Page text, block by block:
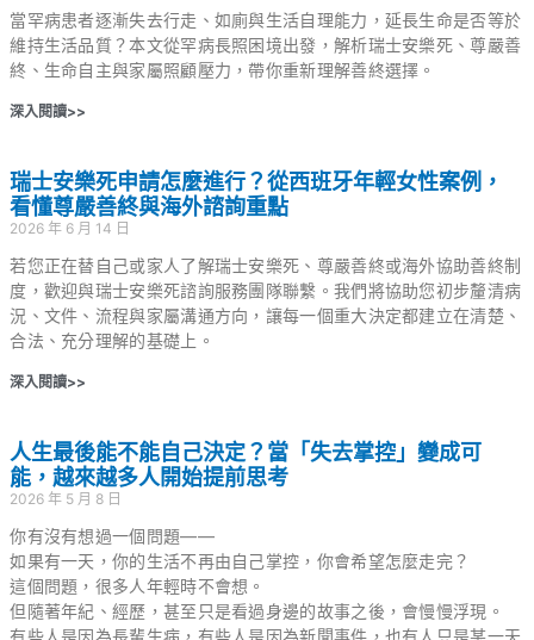
當罕病患者逐漸失去行走、如廁與生活自理能力，延長生命是否等於
維持生活品質？本文從罕病長照困境出發，解析瑞士安樂死、尊嚴善
終、生命自主與家屬照顧壓力，帶你重新理解善終選擇。
深入閱讀>>
瑞士安樂死申請怎麼進行？從西班牙年輕女性案例，
看懂尊嚴善終與海外諮詢重點
2026 年 6 月 14 日
若您正在替自己或家人了解瑞士安樂死、尊嚴善終或海外協助善終制
度，歡迎與瑞士安樂死諮詢服務團隊聯繫。我們將協助您初步釐清病
況、文件、流程與家屬溝通方向，讓每一個重大決定都建立在清楚、
合法、充分理解的基礎上。
深入閱讀>>
人生最後能不能自己決定？當「失去掌控」變成可
能，越來越多人開始提前思考
2026 年 5 月 8 日
你有沒有想過一個問題——
如果有一天，你的生活不再由自己掌控，你會希望怎麼走完？
這個問題，很多人年輕時不會想。
但隨著年紀、經歷，甚至只是看過身邊的故事之後，會慢慢浮現。